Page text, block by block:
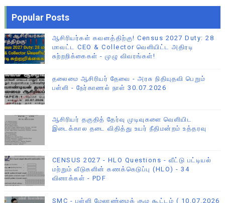
Popular Posts
ஆசிரியர்கள் கவனத்திற்கு! Census 2027 Duty: 28
மாவட்ட CEO & Collector வெளியிட்ட அதிரடி
சுற்றறிக்கைகள் - முழு விவரங்கள்!
தலைமை ஆசிரியர் தேவை - அரசு நிதியுதவி பெறும்
பள்ளி - நேர்காணல் நாள் 30.07.2026
ஆசிரியர் தகுதித் தேர்வு முடிவுகளை வெளியிட
இடைக்கால தடை விதித்து உயர் நீதிமன்றம் உத்தரவு
CENSUS 2027 - HLO Questions - வீட்டு பட்டியல்
மற்றும் வீடுகளின் கணக்கெடுப்பு (HLO) - 34
வினாக்கள் - PDF
SMC - பள்ளி மேலாண்மைக் குழு கூட்டம் ( 10.07.2026